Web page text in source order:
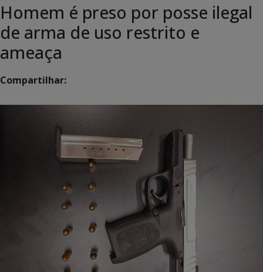
Homem é preso por posse ilegal
de arma de uso restrito e
ameaça
Compartilhar: